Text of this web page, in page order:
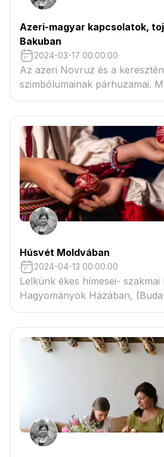
Azeri-magyar kapcsolatok,
Bakuban
2024-03-17 00:00:00
Az azeri Novruz és a
szimbólumainak párhuzamai.
Nagykövetség Baku
Húsvét Moldvában
2024-04-13 00:00:00
Lelkünk ékes hímesei-
Hagyományok Házában,
8.)